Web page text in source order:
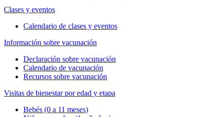
Clases y eventos
Calendario de clases y eventos
Información sobre vacunación
Declaración sobre vacunación
Calendario de vacunación
Recursos sobre vacunación
Visitas de bienestar por edad y etapa
Bebés (0 a 11 meses)